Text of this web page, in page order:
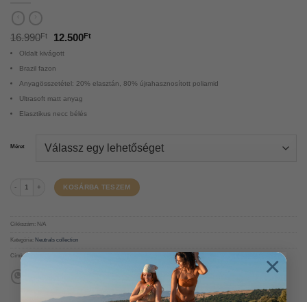
×
16.990Ft 12.500Ft
Oldalt kivágott
Brazil fazon
Anyagösszetétel: 20% elasztán, 80% újrahasznosított poliamid
Ultrasoft matt anyag
Elasztikus necc bélés
Méret
Olíva zöld bikini alsó 'Militaire' mennyiség
KOSÁRBA TESZEM
Cikkszám: N/A
Kategória: Neutrals collection
Címke: